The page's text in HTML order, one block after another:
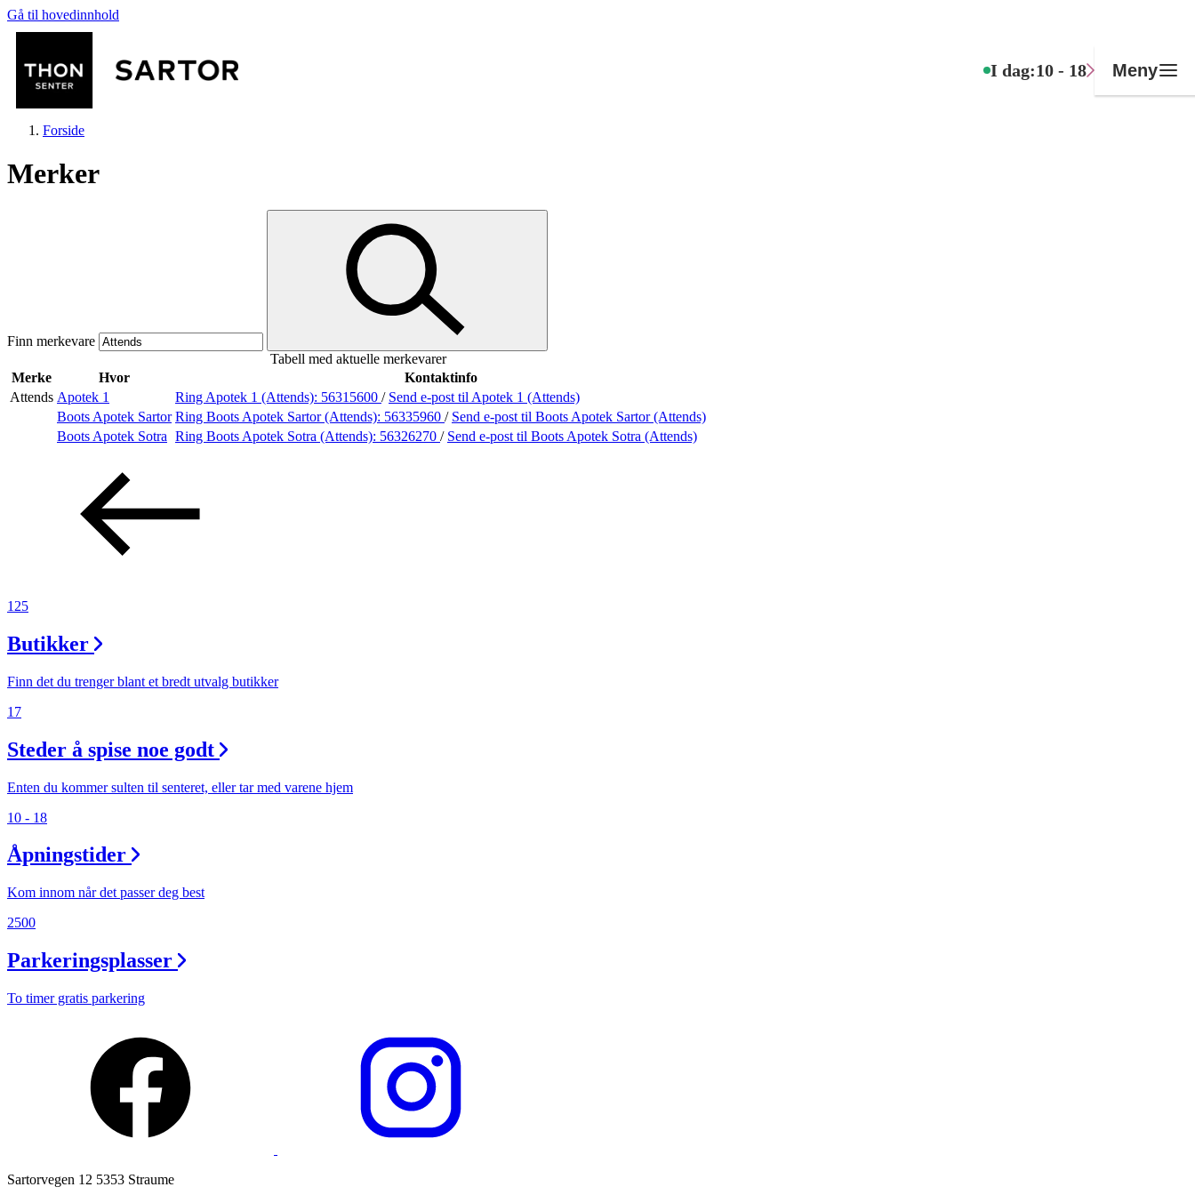
Gå til hovedinnhold
I dag:10 - 18 Meny
Mat og drikke
Aktiviteter
Tilbud
Kundeklubb
Inspirasjon
Søk
Praktisk informasjon
Ledige stillinger
Gavekort
Forside
Merker
Finn merkevare
Tabell med aktuelle merkevarer
Merke
Hvor
Kontaktinfo
Attends Apotek 1 Ring Apotek 1 (Attends): 56315600 / Send e-post til Apotek 1 (Attends)
Boots Apotek Sartor Ring Boots Apotek Sartor (Attends): 56335960 / Send e-post til Boots Apotek Sartor (Attends)
Boots Apotek Sotra Ring Boots Apotek Sotra (Attends): 56326270 / Send e-post til Boots Apotek Sotra (Attends)
125
Butikker
Finn det du trenger blant et bredt utvalg butikker
17
Steder å spise noe godt
Enten du kommer sulten til senteret, eller tar med varene hjem
10 - 18
Åpningstider
Kom innom når det passer deg best
2500
Parkeringsplasser
To timer gratis parkering
Sartorvegen 12 5353 Straume